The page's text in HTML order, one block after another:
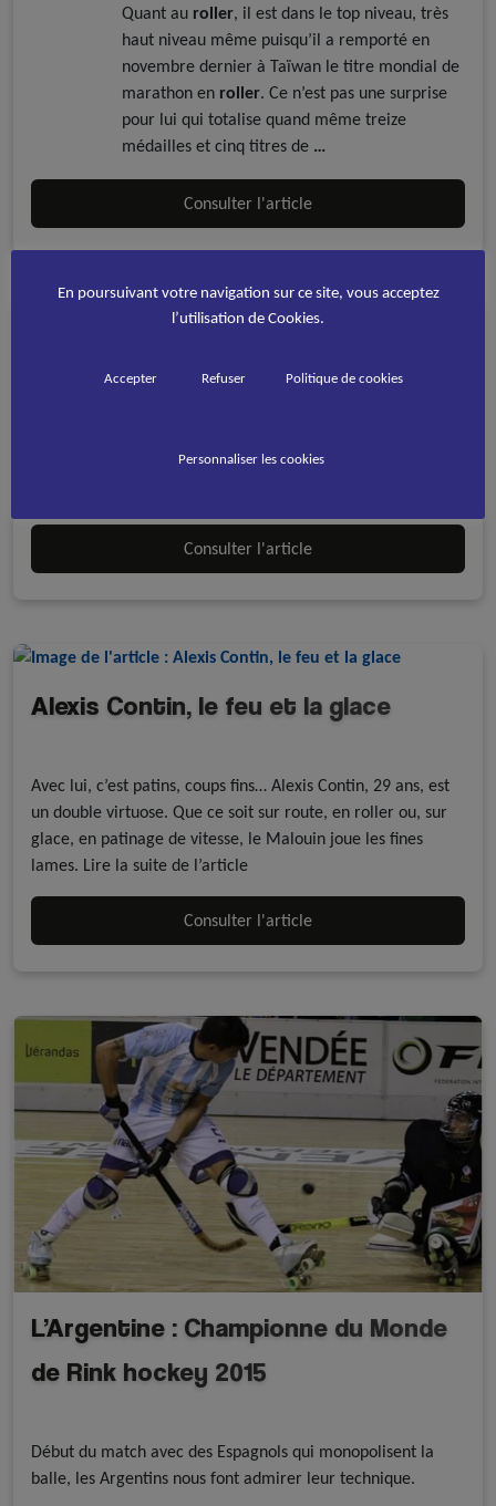
Quant au roller, il est dans le top niveau, très
haut niveau même puisqu’il a remporté en
novembre dernier à Taïwan le titre mondial de
marathon en roller. Ce n’est pas une surprise
pour lui qui totalise quand même treize
médailles et cinq titres de …
Consulter l'article
Fort vient de décrocher à 23 ans son sixième titre de
Consulter l'article
Alexis Contin, le feu et la glace
Avec lui, c’est patins, coups fins… Alexis Contin, 29 ans, est
un double virtuose. Que ce soit sur route, en roller ou, sur
glace, en patinage de vitesse, le Malouin joue les fines
lames. Lire la suite de l’article
Consulter l'article
L’Argentine : Championne du Monde
de Rink hockey 2015
Début du match avec des Espagnols qui monopolisent la
balle, les Argentins nous font admirer leur technique.
En poursuivant votre navigation sur ce site, vous acceptez
l’utilisation de Cookies.
Accepter Refuser Politique de cookies
Personnaliser les cookies